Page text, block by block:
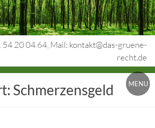
20 04 64, Mail: kontakt@das-gruene-
recht.de
MENU
Schmerzensgeld